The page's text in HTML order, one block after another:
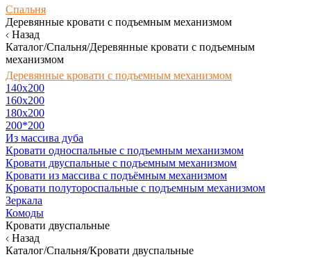
Спальня
Деревянные кровати с подъемным механизмом
Назад
Каталог/Спальня/Деревянные кровати с подъемным
механизмом
Деревянные кровати с подъемным механизмом
140x200
160х200
180х200
200*200
Из массива дуба
Кровати односпальные с подъемным механизмом
Кровати двуспальные с подъемным механизмом
Кровати из массива с подъёмным механизмом
Кровати полутороспальные с подъемным механизмом
Зеркала
Комоды
Кровати двуспальные
Назад
Каталог/Спальня/Кровати двуспальные